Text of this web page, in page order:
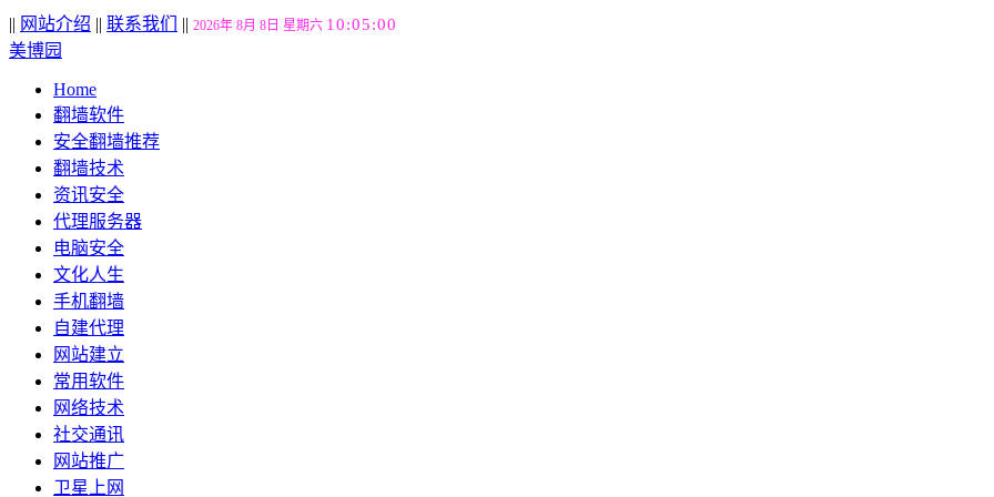
|| 网站介绍 || 联系我们 || 2026年 8月 8日 星期六 10:05:01
美博园
Home
翻墙软件
安全翻墙推荐
翻墙技术
资讯安全
代理服务器
电脑安全
文化人生
手机翻墙
自建代理
网站建立
常用软件
网络技术
社交通讯
网站推广
卫星上网